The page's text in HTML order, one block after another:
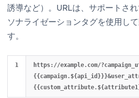
誘導など）。URLは、サポートさ
ソナライゼーションタグを使用し
す。
https://example.com/